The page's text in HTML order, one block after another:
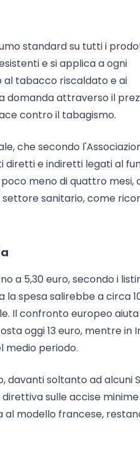
standard su tutti i
e si applica a ogni
tabacco riscaldato e ai
domanda attraverso il
contro il tabagismo.
che secondo
diretti e indiretti legati al
meno di quattro mesi,
settore sanitario, come
a 5,30 euro, secondo i
spesa salirebbe a circa
Il confronto europeo
oggi 13 euro, mentre in
medio periodo.
davanti soltanto ad alcuni
sulle accise
al modello francese,